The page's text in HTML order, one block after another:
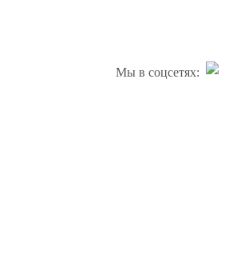
Мы в соцсетях: